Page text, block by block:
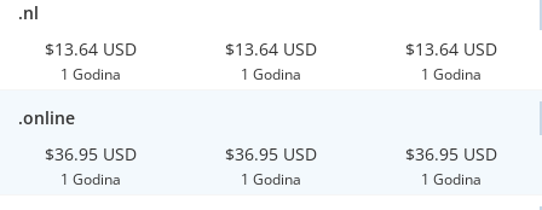
.nl
$13.64 USD
1 Godina
$13.64 USD
1 Godina
$13.64 USD
1 Godina
.online
$36.95 USD
1 Godina
$36.95 USD
1 Godina
$36.95 USD
1 Godina